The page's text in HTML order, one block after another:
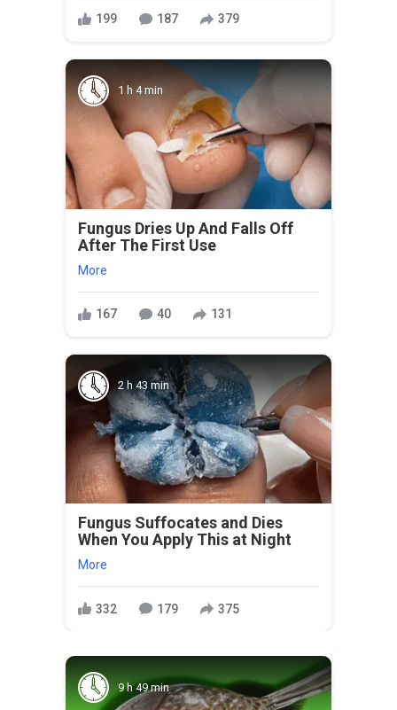
199 187 379
1 h 4 min
Fungus Dries Up And Falls Off
After The First Use
More
167 40 131
2 h 43 min
Fungus Suffocates and Dies
When You Apply This at Night
More
332 179 375
9 h 49 min